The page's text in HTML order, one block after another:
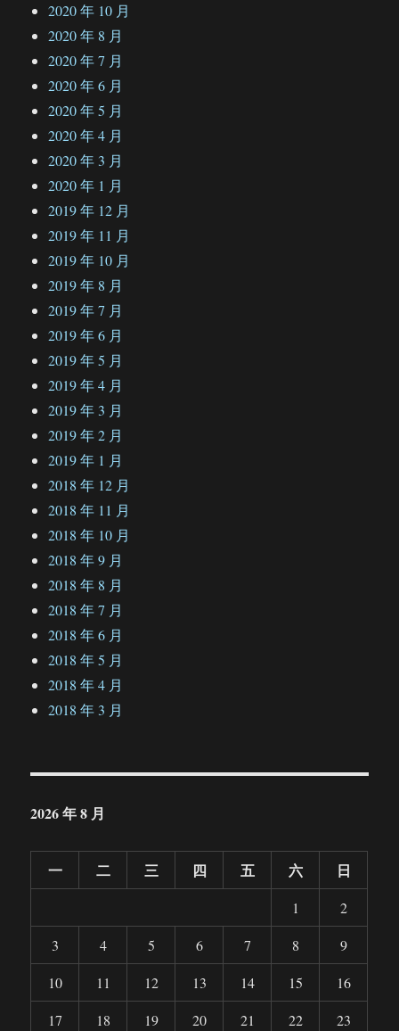
2020 年 10 月
2020 年 8 月
2020 年 7 月
2020 年 6 月
2020 年 5 月
2020 年 4 月
2020 年 3 月
2020 年 1 月
2019 年 12 月
2019 年 11 月
2019 年 10 月
2019 年 8 月
2019 年 7 月
2019 年 6 月
2019 年 5 月
2019 年 4 月
2019 年 3 月
2019 年 2 月
2019 年 1 月
2018 年 12 月
2018 年 11 月
2018 年 10 月
2018 年 9 月
2018 年 8 月
2018 年 7 月
2018 年 6 月
2018 年 5 月
2018 年 4 月
2018 年 3 月
2026 年 8 月
一 二 三 四 五 六 日
1
2
3
4 5 6 7 8
9
10
11 12 13 14 15
16
17
18 19 20 21 22
23